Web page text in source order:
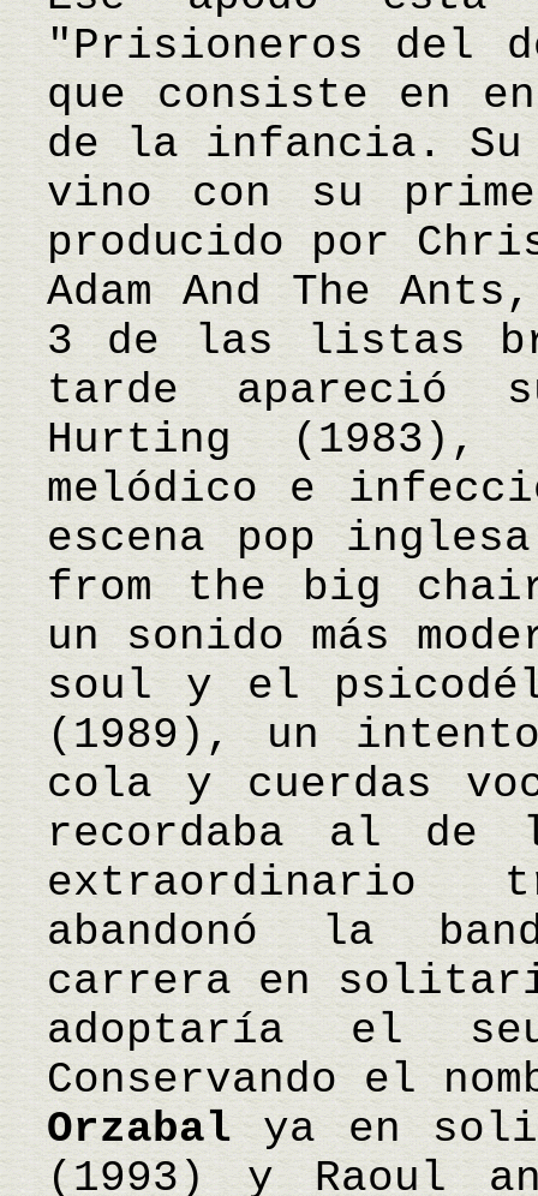
"Prisioneros del
que consiste en
de la infancia. Su
vino con su
producido por
Adam And The
3 de las listas
tarde apareció
Hurting (1983),
melódico e
escena pop
from the big
un sonido más
soul y el
(1989), un
cola y cuerdas
recordaba al de
extraordinario
abandonó la
carrera en
adoptaría el
Conservando el
Orzabalya en
(1993) y Raoul